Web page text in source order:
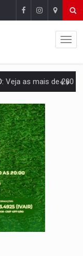
em PVH e transforma Aramix
internacional e transforma Brasil em
Museólogo Antônio Ocampo conduz a história de
pedem ao Iphan recuperação de área
Pai morre em acidente na BR-364 duas semanas após
eleitorais concentram 53,7% dos
dada e candidatos ao Governo de RO partem
em Rondônia coincide com